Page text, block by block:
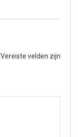
Vereiste velden zijn